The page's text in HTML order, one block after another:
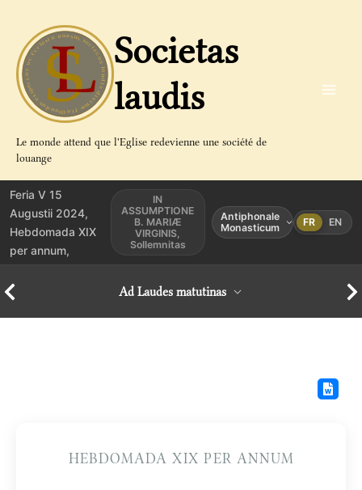
contenu
Societas
laudis
Le monde attend que l'Eglise redevienne une société de
louange
Feria V 15
Augustii 2024,
Hebdomada XIX
per annum,
IN
ASSUMPTIONE
B. MARIÆ
VIRGINIS,
Sollemnitas
Antiphonale
Monasticum
FR EN
Ad Laudes matutinas
HEBDOMADA XIX PER ANNUM